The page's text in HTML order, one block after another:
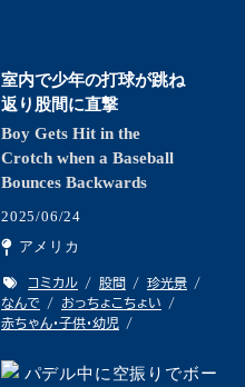
室内で少年の打球が跳ね
返り股間に直撃
Boy Gets Hit in the
Crotch when a Baseball
Bounces Backwards
2025/06/24
アメリカ
コミカル 股間
珍光景
なんで
おっちょこちょい
赤ちゃん・子供・幼児